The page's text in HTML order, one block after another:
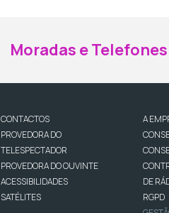
Moradas e Telefones
CONTACTOS
PROVEDORA DO
TELESPECTADOR
PROVEDORA DO OUVINTE
ACESSIBILIDADES
SATÉLITES
A
DE
RGPD